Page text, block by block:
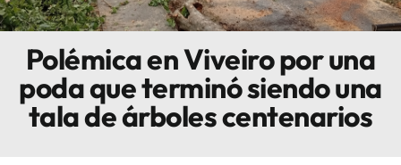
Sostenibilidad
Innova
Polémica en Viveiro por una
poda que terminó siendo una
tala de árboles centenarios